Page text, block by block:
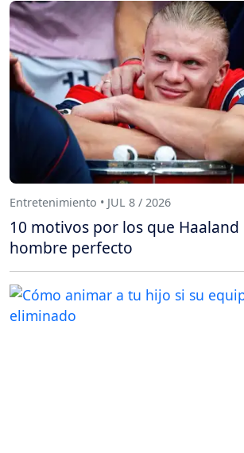
Entretenimiento • JUL 8 / 2026
10 motivos por los que Haaland
hombre perfecto